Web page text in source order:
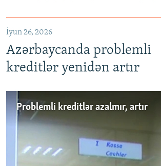
720p 1080p
İyun 26, 2026
Azərbaycanda problemli
kreditlər yenidən artır
Problemli kreditlər azalmır, artır